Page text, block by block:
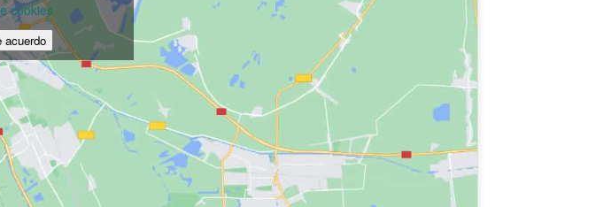
cookies
acuerdo
social, sanitario,
implicados en la
a las violencias de